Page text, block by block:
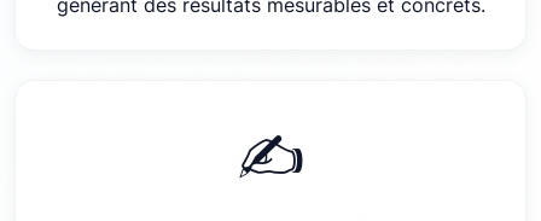
générant des résultats mesurables et concrets.
✍️